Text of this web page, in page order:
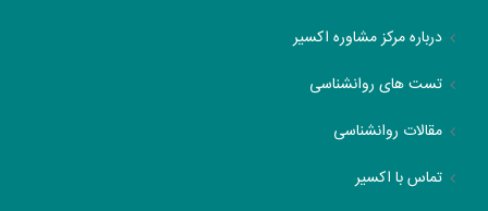
درباره مرکز مشاوره اکسیر
تست های روانشناسی
مقالات روانشناسی
تماس با اکسیر